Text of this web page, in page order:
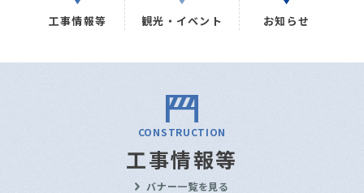
工事情報等 観光・イベント お知らせ
CONSTRUCTION
工事情報等
バナー一覧を見る